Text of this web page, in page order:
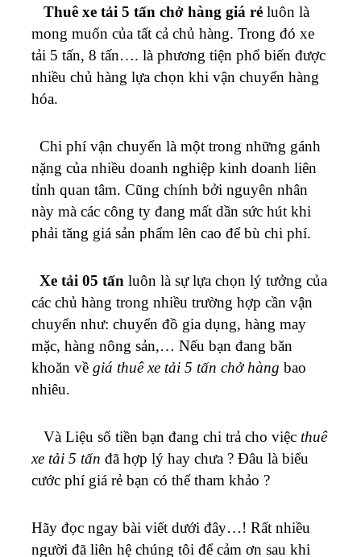
Thuê xe tải 5 tấn chở hàng giá rẻ luôn là
mong muốn của tất cả chủ hàng. Trong đó xe
tải 5 tấn, 8 tấn…. là phương tiện phổ biến được
nhiều chủ hàng lựa chọn khi vận chuyển hàng
hóa.
Chi phí vận chuyển là một trong những gánh
nặng của nhiều doanh nghiệp kinh doanh liên
tỉnh quan tâm. Cũng chính bởi nguyên nhân
này mà các công ty đang mất dần sức hút khi
phải tăng giá sản phẩm lên cao để bù chi phí.
Xe tải 05 tấn luôn là sự lựa chọn lý tưởng của
các chủ hàng trong nhiều trường hợp cần vận
chuyển như: chuyển đồ gia dụng, hàng may
mặc, hàng nông sản,… Nếu bạn đang băn
khoăn về giá thuê xe tải 5 tấn chở hàng bao
nhiêu.
Và Liệu số tiền bạn đang chi trả cho việc thuê
xe tải 5 tấn đã hợp lý hay chưa ? Đâu là biểu
cước phí giá rẻ bạn có thể tham khảo ?
Hãy đọc ngay bài viết dưới đây…! Rất nhiều
người đã liên hệ chúng tôi để cảm ơn sau khi